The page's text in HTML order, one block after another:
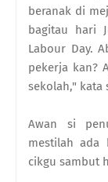
beranak di
bagitau hari
Labour Day.
pekerja kan?
sekolah," kata
Awan si
mestilah ada
cikgu sambut